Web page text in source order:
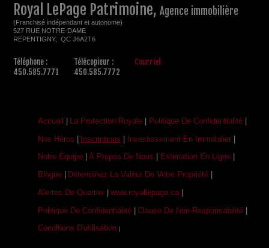
Royal LePage Patrimoine,Agence immobilière
(Franchisé indépendant et autonome)
527 RUE NOTRE-DAME
REPENTIGNY, QC J6A2T6
Téléphone :
450.585.7771
Télécopieur :
450.585.7772
Courriel
Accueil La Protection Royale Politique De Confidentialité
Nos Héros | Inscriptions | Investissement En Immobilier |
Notre Équipe
À Propos De Nous Estimation En Ligne
Blogue
Déterminez La Valeur De Votre Propriété
Alertes De Quartier
www.royallepage.ca
Politique De Confidentialité | Clause De Non-Responsabilité |
Conditions D'utilisation